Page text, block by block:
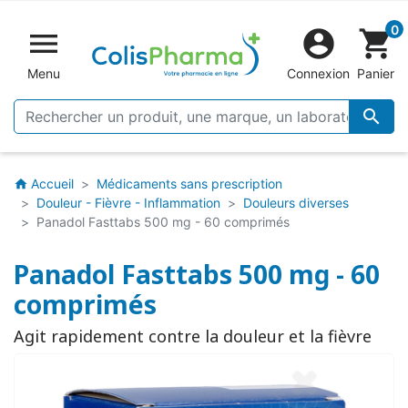

Menu


Connexion
shopping_cart0
Panier
home Accueil
Médicaments sans prescription
Douleur - Fièvre - Inflammation
Douleurs diverses
Panadol Fasttabs 500 mg - 60 comprimés
Panadol Fasttabs 500 mg - 60
comprimés
Agit rapidement contre la douleur et la fièvre